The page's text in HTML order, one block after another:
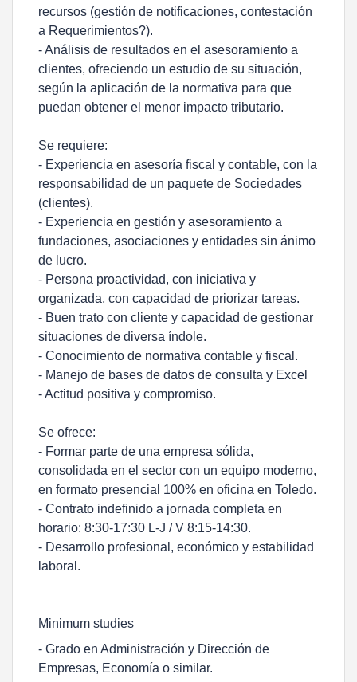
recursos (gestión de notificaciones, contestación
a Requerimientos?).
- Análisis de resultados en el asesoramiento a
clientes, ofreciendo un estudio de su situación,
según la aplicación de la normativa para que
puedan obtener el menor impacto tributario.
Se requiere:
- Experiencia en asesoría fiscal y contable, con la
responsabilidad de un paquete de Sociedades
(clientes).
- Experiencia en gestión y asesoramiento a
fundaciones, asociaciones y entidades sin ánimo
de lucro.
- Persona proactividad, con iniciativa y
organizada, con capacidad de priorizar tareas.
- Buen trato con cliente y capacidad de gestionar
situaciones de diversa índole.
- Conocimiento de normativa contable y fiscal.
- Manejo de bases de datos de consulta y Excel
- Actitud positiva y compromiso.
Se ofrece:
- Formar parte de una empresa sólida,
consolidada en el sector con un equipo moderno,
en formato presencial 100% en oficina en Toledo.
- Contrato indefinido a jornada completa en
horario: 8:30-17:30 L-J / V 8:15-14:30.
- Desarrollo profesional, económico y estabilidad
laboral.
Minimum studies
- Grado en Administración y Dirección de
Empresas, Economía o similar.